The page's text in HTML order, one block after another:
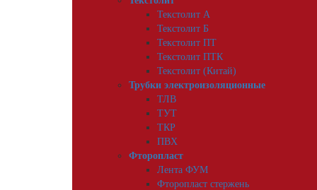
Текстолит А
Текстолит Б
Текстолит ПТ
Текстолит ПТК
Текстолит (Китай)
Трубки электроизоляционные
ТЛВ
ТУТ
ТКР
ПВХ
Фторопласт
Лента ФУМ
Фторопласт стержень